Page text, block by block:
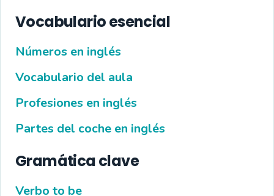
Vocabulario esencial
Números en inglés
Vocabulario del aula
Profesiones en inglés
Partes del coche en inglés
Gramática clave
Verbo to be